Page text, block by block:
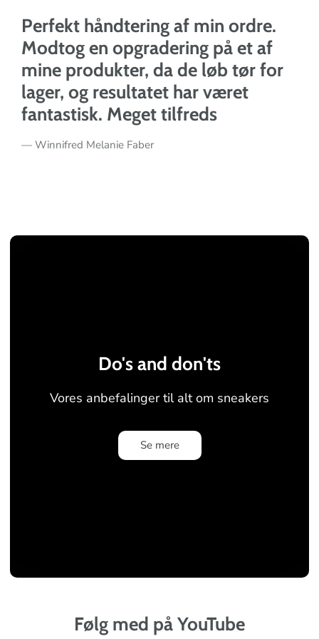
Fantastisk 1. gangs oplevelse.
Købte noget sneaker-rensning på
Black Friday og havde mine
produkter tirsdagen efter, intakte
og i god kvalitet. Kan varmt
anbefales :)
Do's and don'ts
Vores anbefalinger til alt om sneakers
Følg med på YouTube